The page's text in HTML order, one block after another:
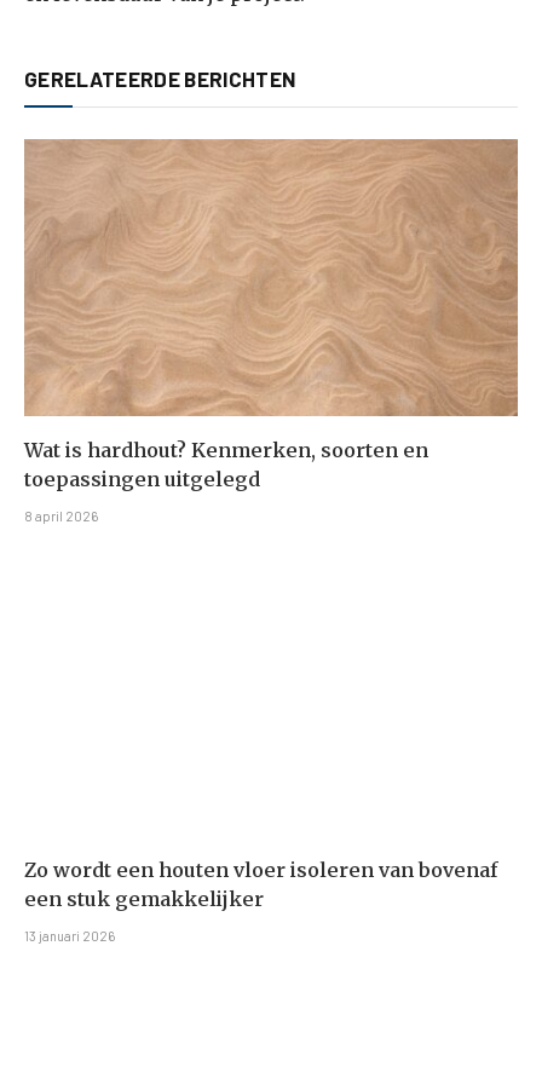
GERELATEERDE BERICHTEN
Wat is hardhout? Kenmerken, soorten en
toepassingen uitgelegd
8 april 2026
Zo wordt een houten vloer isoleren van bovenaf
een stuk gemakkelijker
13 januari 2026